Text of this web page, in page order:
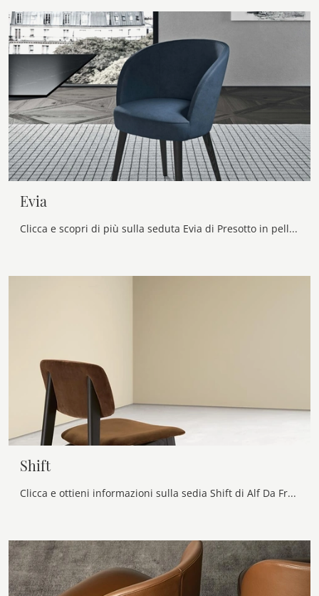
Evia
Clicca e scopri di più sulla seduta Evia di Presotto in pelle: le più originali Sedie fisse design ti attendono.
Shift
Clicca e ottieni informazioni sulla sedia Shift di Alf Da Frè in tessuto: le più originali Sedie fisse design ti attendono.